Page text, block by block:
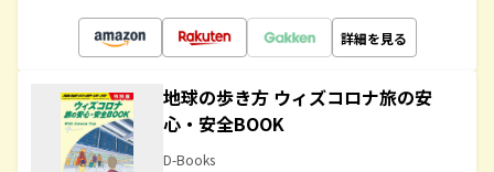
詳細を見る
地球の歩き方 ウィズコロナ旅の安
心・安全BOOK
D-Books